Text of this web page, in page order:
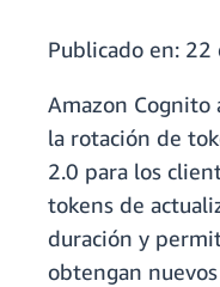
Publicado en: 22
Amazon Cognito
la rotación de
2.0 para los
tokens de
duración y
obtengan